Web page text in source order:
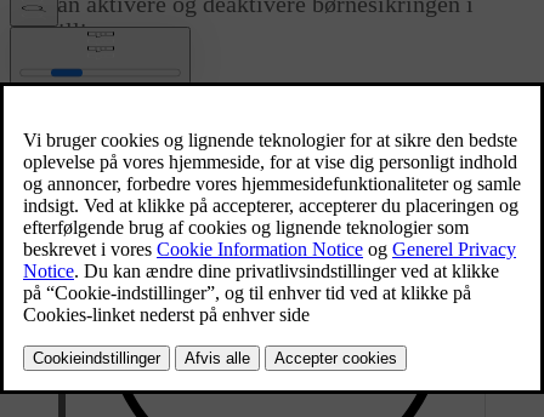
Opdateret 30.03.2026
indstillingerne.